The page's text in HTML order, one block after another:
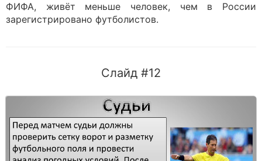
ФИФА, живёт меньше человек, чем в России
зарегистрировано футболистов.
Слайд #12